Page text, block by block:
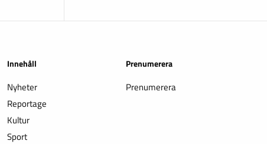
Innehåll
Nyheter
Reportage
Kultur
Sport
Prenumerera
Prenumerera